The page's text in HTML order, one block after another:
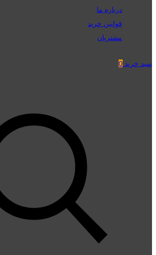
درباره ما
قوانین خرید
مشتریان
سبد خرید 0